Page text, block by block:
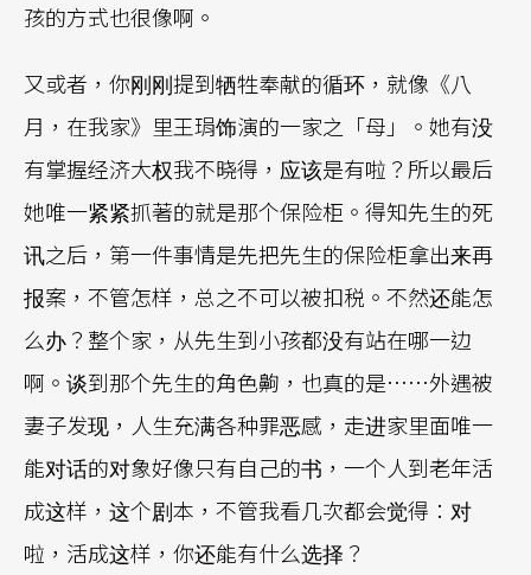
孩的方式也很像啊。
又或者，你刚刚提到牺牲奉献的循环，就像《八
月，在我家》里王琄饰演的一家之「母」。她有没
有掌握经济大权我不晓得，应该是有啦？所以最后
她唯一紧紧抓著的就是那个保险柜。得知先生的死
讯之后，第一件事情是先把先生的保险柜拿出来再
报案，不管怎样，总之不可以被扣税。不然还能怎
么办？整个家，从先生到小孩都没有站在哪一边
啊。谈到那个先生的角色齁，也真的是……外遇被
妻子发现，人生充满各种罪恶感，走进家里面唯一
能对话的对象好像只有自己的书，一个人到老年活
成这样，这个剧本，不管我看几次都会觉得：对
啦，活成这样，你还能有什么选择？